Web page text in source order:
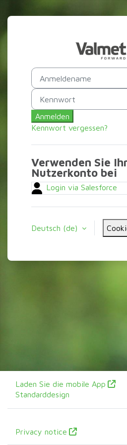
Anmeldename
Kennwort
Anmelden
Kennwort vergessen?
Verwenden Sie
Nutzerkonto bei
Login via Salesforce
Deutsch ‎(de)‎
Laden Sie die mobile App
Standarddesign
Privacy notice